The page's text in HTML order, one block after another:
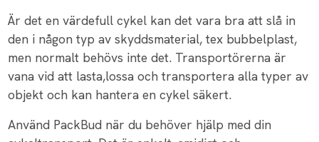
Är det en värdefull cykel kan det vara bra att slå in
den i någon typ av skyddsmaterial, tex bubbelplast,
men normalt behövs inte det. Transportörerna är
vana vid att lasta,lossa och transportera alla typer av
objekt och kan hantera en cykel säkert.
Använd PackBud när du behöver hjälp med din